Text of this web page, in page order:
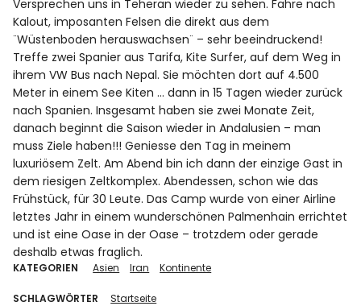
Versprechen uns in Teheran wieder zu sehen. Fahre nach
Kalout, imposanten Felsen die direkt aus dem
¨Wüstenboden herauswachsen¨ – sehr beeindruckend!
Treffe zwei Spanier aus Tarifa, Kite Surfer, auf dem Weg in
ihrem VW Bus nach Nepal. Sie möchten dort auf 4.500
Meter in einem See Kiten … dann in 15 Tagen wieder zurück
nach Spanien. Insgesamt haben sie zwei Monate Zeit,
danach beginnt die Saison wieder in Andalusien – man
muss Ziele haben!!! Geniesse den Tag in meinem
luxuriösem Zelt. Am Abend bin ich dann der einzige Gast in
dem riesigen Zeltkomplex. Abendessen, schon wie das
Frühstück, für 30 Leute. Das Camp wurde von einer Airline
letztes Jahr in einem wunderschönen Palmenhain errichtet
und ist eine Oase in der Oase – trotzdem oder gerade
deshalb etwas fraglich.
KATEGORIEN Asien Iran Kontinente
SCHLAGWÖRTER Startseite